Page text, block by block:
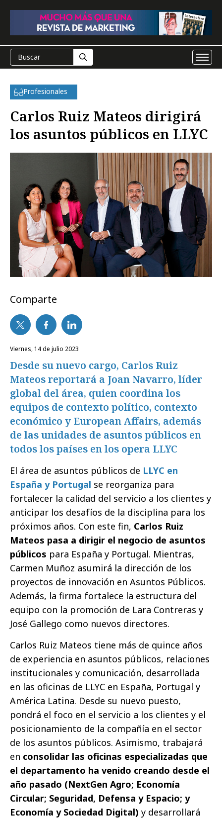
Profesionales
Carlos Ruiz Mateos dirigirá
los asuntos públicos en LLYC
Comparte
viernes, 14 de julio 2023
Desde su nuevo cargo, Carlos Ruiz
Mateos reportará a Joan Navarro, líder
global del área, quien coordina los
equipos de contexto político, contexto
económico y European Affairs, además
de las unidades de asuntos públicos en
todos los países en los opera LLYC
El área de asuntos públicos de LLYC en
España y Portugal se reorganiza para
fortalecer la calidad del servicio a los clientes y
anticipar los desafíos de la disciplina para los
próximos años. Con este fin, Carlos Ruiz
Mateos pasa a dirigir el negocio de asuntos
públicos para España y Portugal. Mientras,
Carmen Muñoz asumirá la dirección de los
proyectos de innovación en Asuntos Públicos.
Además, la firma fortalece la estructura del
equipo con la promoción de Lara Contreras y
José Gallego como nuevos directores.
Carlos Ruiz Mateos tiene más de quince años
de experiencia en asuntos públicos, relaciones
institucionales y comunicación, desarrollada
en las oficinas de LLYC en España, Portugal y
América Latina. Desde su nuevo puesto,
pondrá el foco en el servicio a los clientes y el
posicionamiento de la compañía en el sector
de los asuntos públicos. Asimismo, trabajará
en consolidar las oficinas especializadas que
el departamento ha venido creando desde el
año pasado (NextGen Agro; Economía
Circular; Seguridad, Defensa y Espacio; y
Economía y Sociedad Digital) y desarrollará